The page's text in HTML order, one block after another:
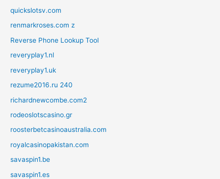
quickslotsv.com
renmarkroses.com z
Reverse Phone Lookup Tool
reveryplay1.nl
reveryplay1.uk
rezume2016.ru 240
richardnewcombe.com2
rodeoslotscasino.gr
roosterbetcasinoaustralia.com
royalcasinopakistan.com
savaspin1.be
savaspin1.es